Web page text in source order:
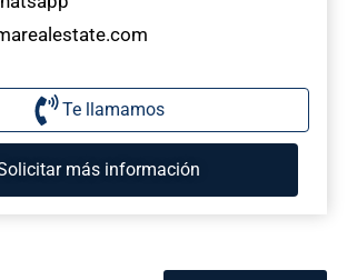
Te llamamos
más información